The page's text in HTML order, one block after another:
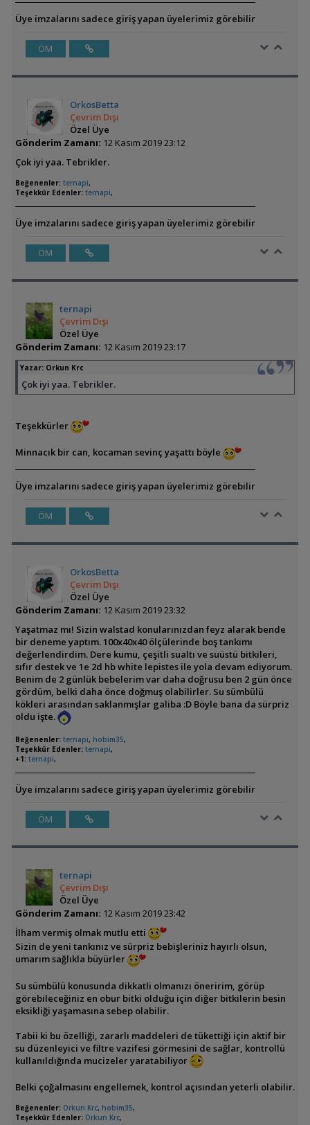
Üye imzalarını sadece giriş yapan üyelerimiz görebilir
ÖM
OrkosBetta
Çevrim Dışı
Özel Üye
Gönderim Zamanı: 12 Kasım 2019 23:12
Çok iyi yaa. Tebrikler.
Beğenenler: ternapi,
Teşekkür Edenler: ternapi,
Üye imzalarını sadece giriş yapan üyelerimiz görebilir
ÖM
ternapi
Çevrim Dışı
Özel Üye
Gönderim Zamanı: 12 Kasım 2019 23:17
Yazar: Orkun Krc
Çok iyi yaa. Tebrikler.
Teşekkürler
Minnacık bir can, kocaman sevinç yaşattı böyle
Üye imzalarını sadece giriş yapan üyelerimiz görebilir
ÖM
OrkosBetta
Çevrim Dışı
Özel Üye
Gönderim Zamanı: 12 Kasım 2019 23:32
Yaşatmaz mı! Sizin walstad konularınızdan feyz alarak bende
bir deneme yaptım. 100x40x40 ölçülerinde boş tankımı
değerlendirdim. Dere kumu, çeşitli sualtı ve suüstü bitkileri,
sıfır destek ve 1e 2d hb white lepistes ile yola devam ediyorum.
Benim de 2 günlük bebelerim var daha doğrusu ben 2 gün önce
gördüm, belki daha önce doğmuş olabilirler. Su sümbülü
kökleri arasından saklanmışlar galiba :D Böyle bana da sürpriz
oldu işte.
Beğenenler: ternapi, hobim35,
Teşekkür Edenler: ternapi,
+1: ternapi,
Üye imzalarını sadece giriş yapan üyelerimiz görebilir
ÖM
ternapi
Çevrim Dışı
Özel Üye
Gönderim Zamanı: 12 Kasım 2019 23:42
İlham vermiş olmak mutlu etti
Sizin de yeni tankınız ve sürpriz bebişleriniz hayırlı olsun,
umarım sağlıkla büyürler
Su sümbülü konusunda dikkatli olmanızı öneririm, görüp
görebileceğiniz en obur bitki olduğu için diğer bitkilerin besin
eksikliği yaşamasına sebep olabilir.
Tabii ki bu özelliği, zararlı maddeleri de tükettiği için aktif bir
su düzenleyici ve filtre vazifesi görmesini de sağlar, kontrollü
kullanıldığında mucizeler yaratabiliyor
Belki çoğalmasını engellemek, kontrol açısından yeterli olabilir.
Beğenenler: Orkun Krc, hobim35,
Teşekkür Edenler: Orkun Krc,